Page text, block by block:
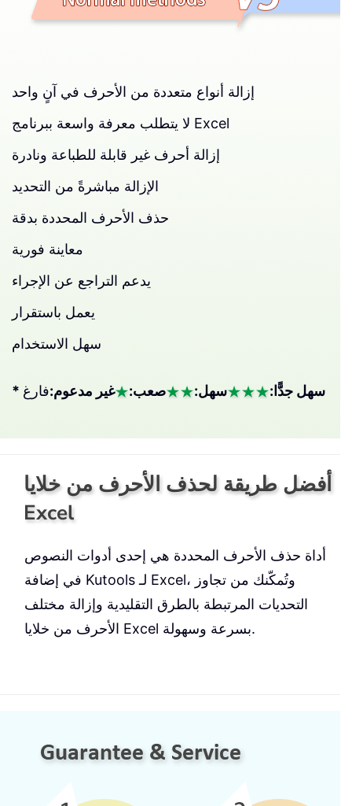
إزالة أنواع متعددة من الأحرف في آنٍ واحد
لا يتطلب معرفة واسعة ببرنامج Excel
إزالة أحرف غير قابلة للطباعة ونادرة
الإزالة مباشرةً من التحديد
حذف الأحرف المحددة بدقة
معاينة فورية
يدعم التراجع عن الإجراء
يعمل باستقرار
سهل الاستخدام
* سهل جدًّا: سهل: صعب: غير مدعوم:فارغ
أفضل طريقة لحذف الأحرف من خلايا
Excel
أداة حذف الأحرف المحددة هي إحدى أدوات النصوص
في إضافة Kutools لـ Excel، وتُمكّنك من تجاوز
التحديات المرتبطة بالطرق التقليدية وإزالة مختلف
الأحرف من خلايا Excel بسرعة وسهولة.